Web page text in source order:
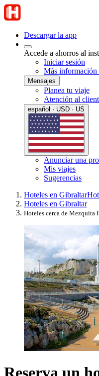
Descargar la app
Accede a ahorros al
Iniciar sesión
Más
Mensajes
Planea tu viaje
Atención al
español · USD · US
Anunciar una
Mis viajes
Sugerencias
Hoteles en Gibraltar
Hoteles en Gibraltar
Hoteles cerca de Mezquita